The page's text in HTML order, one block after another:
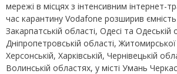
мережі в місцях з інтенсивним інтернет-
час карантину Vodafone розширив
Закарпатській області, Одесі та Одеській
Дніпропетровській області,
Херсонській, Харківській, Чернівецькій
Волинській областях, у місті Умань